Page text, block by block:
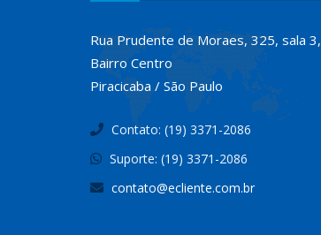
Rua Prudente de Moraes, 325, sala 3,
Bairro Centro
Piracicaba / São Paulo
Contato: (19) 3371-2086
Suporte: (19) 3371-2086
contato@ecliente.com.br